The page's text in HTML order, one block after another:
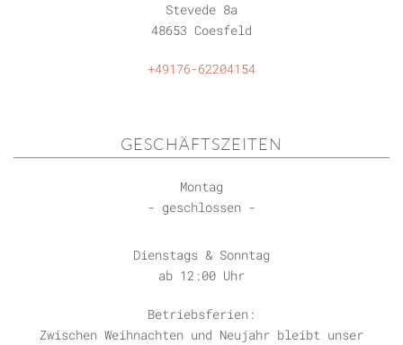
Stevede 8a
48653 Coesfeld
+49176-62204154
GESCHÄFTSZEITEN
Montag
- geschlossen -
Dienstags & Sonntag
ab 12:00 Uhr
Betriebsferien:
Zwischen Weihnachten und Neujahr bleibt unser